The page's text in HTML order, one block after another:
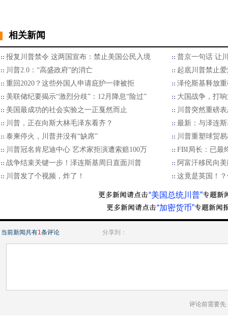
相关新闻
报复川普禁令 这两国宣布：禁止美国公民入境
普京一句话 让
川普2.0：“高盛政府”的消亡
起底川普禁止
重回2020？这些外国人申请庇护一律被拒
泽伦斯基释放
美联储纪要揭示“激烈分歧”：12月降息“险过”
大国战争，打
美国最成功的社会实验之一正戛然而止
川普突然重磅
川普，正在向斯大林毛泽东看齐？
最新：与泽连
泰柬停火，川普并没有“缺席”
川普重塑球贸
川普冠名肯尼迪中心 艺术家拒演遭索赔100万
FBI局长：已最
战争结束关键一步！泽连斯基周日直面川普
阿富汗移民向
川普发了个视频，炸了！
这竟是英国！
“美国总统川普”
“加密货币”
当前新闻共有1条评论 分享到：
评论前需要先